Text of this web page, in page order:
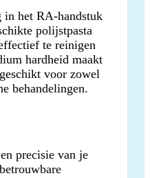
in het RA-handstuk
polijstpasta
te reinigen
hardheid maakt
voor zowel
behandelingen.
precisie van je